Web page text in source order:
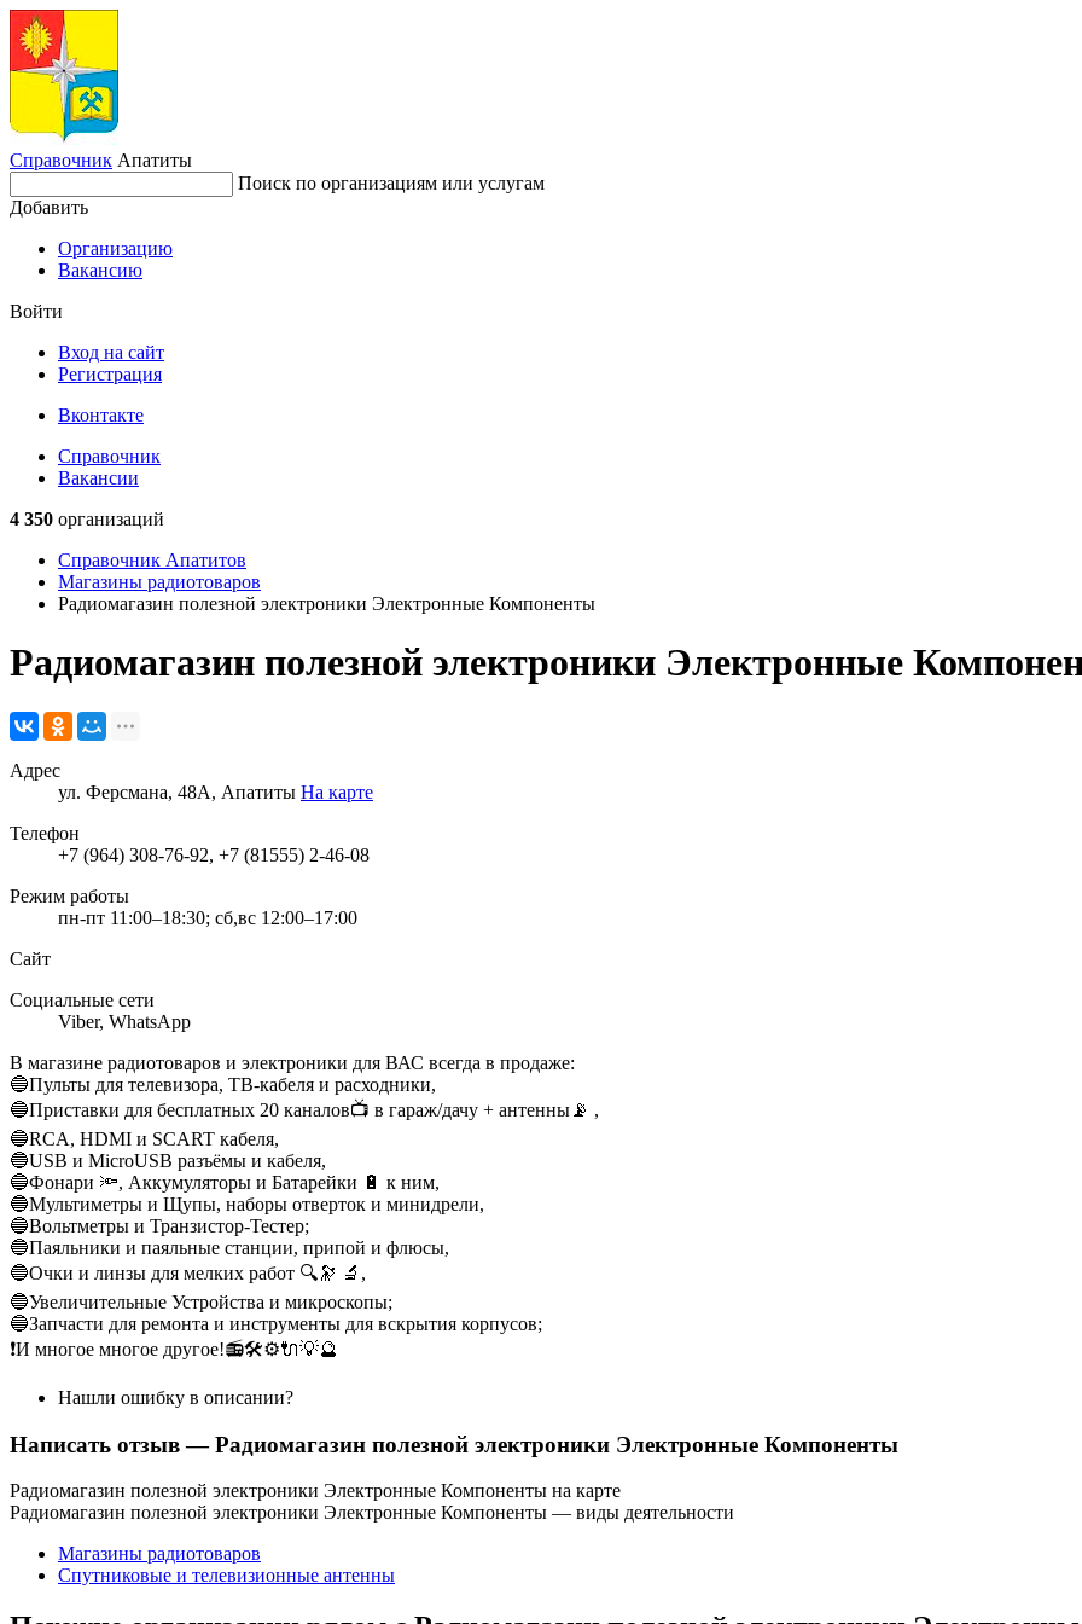
Справочник Апатиты
Поиск по организациям или услугам
Добавить
Организацию
Вакансию
Войти
Вход на сайт
Регистрация
Вконтакте
Справочник
Вакансии
4 350 организаций
Справочник Апатитов
Магазины радиотоваров
Радиомагазин полезной электроники Электронные Компоненты
Радиомагазин полезной электроники Электронные
Адрес
ул. Ферсмана, 48А, Апатиты На карте
Телефон
+7 (964) 308-76-92, +7 (81555) 2-46-08
Режим работы
пн-пт 11:00–18:30; сб,вс 12:00–17:00
Сайт
Социальные сети
Viber, WhatsApp
В магазине радиотоваров и электроники для ВАС всегда в продаже:
🔵Пульты для телевизора, ТВ-кабеля и расходники,
🔵Приставки для бесплатных 20 каналов📺 в гараж/дачу + антенны📡 ,
🔵RCA, HDMI и SCART кабеля,
🔵USB и MicroUSB разъёмы и кабеля,
🔵Фонари 🔦, Аккумуляторы и Батарейки 🔋 к ним,
🔵Мультиметры и Щупы, наборы отверток и минидрели,
🔵Вольтметры и Транзистор-Тестер;
🔵Паяльники и паяльные станции, припой и флюсы,
🔵Очки и линзы для мелких работ 🔍🔭 🔬,
🔵Увеличительные Устройства и микроскопы;
🔵Запчасти для ремонта и инструменты для вскрытия корпусов;
❗И многое многое другое!📻🛠⚙🔌💡🔮
Нашли ошибку в описании?
Написать отзыв— Радиомагазин полезной электроники Электронные Компоненты
Радиомагазин полезной электроники Электронные Компоненты на карте
Радиомагазин полезной электроники Электронные Компоненты — виды деятельности
Магазины радиотоваров
Спутниковые и телевизионные антенны